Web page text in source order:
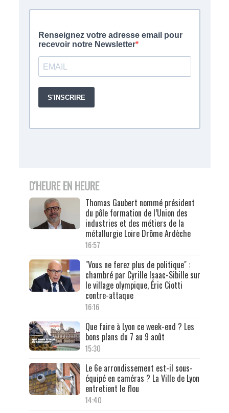
D'HEURE EN HEURE
Thomas Gaubert nommé président
du pôle formation de l’Union des
industries et des métiers de la
métallurgie Loire Drôme Ardèche
16:57
"Vous ne ferez plus de politique" :
chambré par Cyrille Isaac-Sibille sur
le village olympique, Éric Ciotti
contre-attaque
16:16
Que faire à Lyon ce week-end ? Les
bons plans du 7 au 9 août
15:30
Le 6e arrondissement est-il sous-
équipé en caméras ? La Ville de Lyon
entretient le flou
14:40